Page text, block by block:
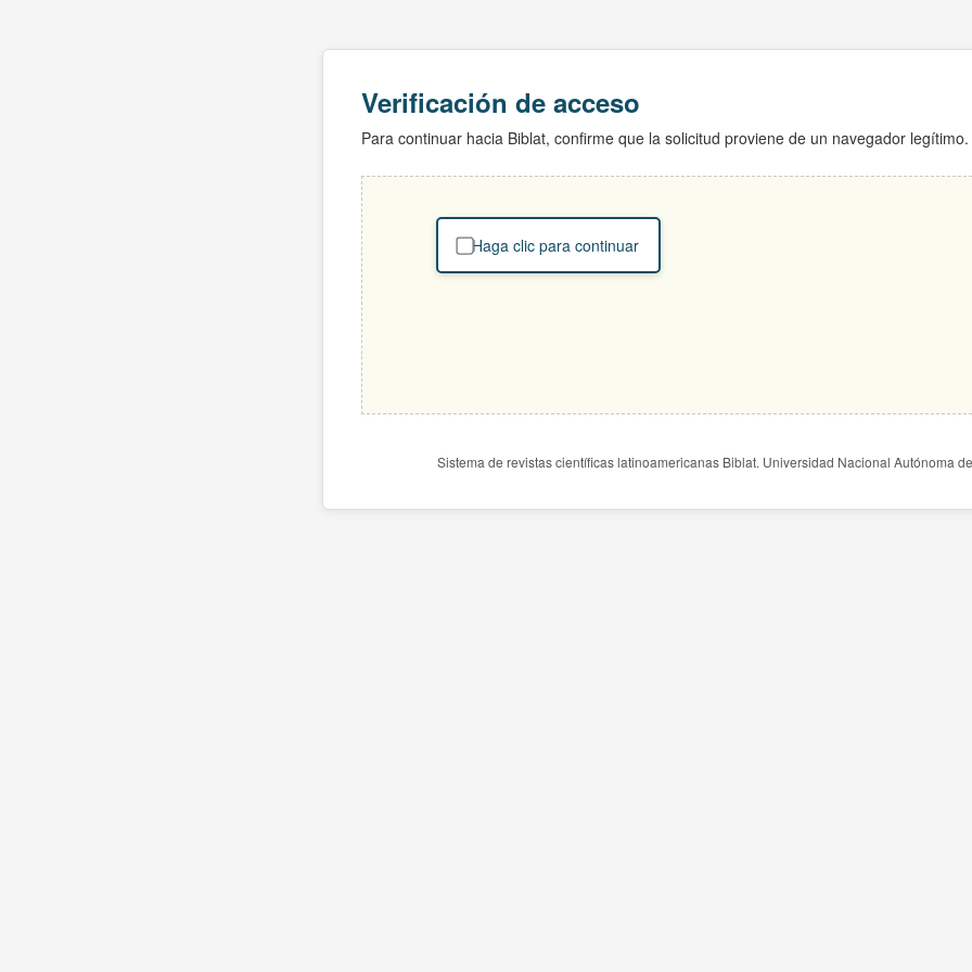
Verificación de acceso
Para continuar hacia Biblat, confirme que la solicitud proviene de un navegador legítimo.
Haga clic para continuar
Sistema de revistas científicas latinoamericanas Biblat. Universidad Nacional Autónoma